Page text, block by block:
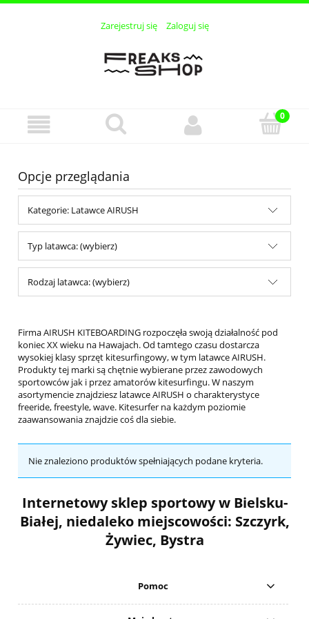
Zarejestruj się Zaloguj się
Opcje przeglądania
Kategorie: Latawce AIRUSH
Typ latawca: (wybierz)
Rodzaj latawca: (wybierz)
Firma AIRUSH KITEBOARDING rozpoczęła swoją działalność pod
koniec XX wieku na Hawajach. Od tamtego czasu dostarcza
wysokiej klasy sprzęt kitesurfingowy, w tym latawce AIRUSH.
Produkty tej marki są chętnie wybierane przez zawodowych
sportowców jak i przez amatorów kitesurfingu. W naszym
asortymencie znajdziesz latawce AIRUSH o charakterystyce
freeride, freestyle, wave. Kitesurfer na każdym poziomie
zaawansowania znajdzie coś dla siebie.
Nie znaleziono produktów spełniających podane kryteria.
Internetowy sklep sportowy w Bielsku-
Białej, niedaleko miejscowości: Szczyrk,
Żywiec, Bystra
Pomoc